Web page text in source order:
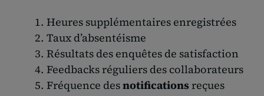
Heures supplémentaires enregistrées
Taux d’absentéisme
Résultats des enquêtes de satisfaction
Feedbacks réguliers des collaborateurs
Fréquence desnotificationsreçues